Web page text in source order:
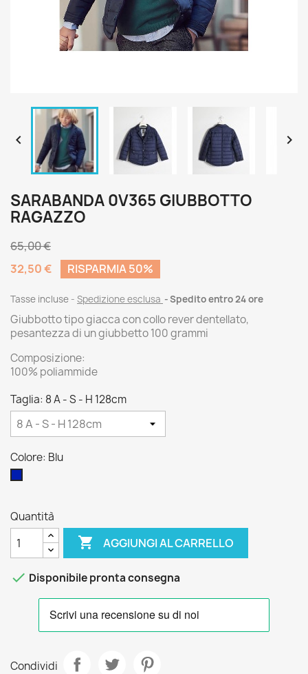
 
SARABANDA 0V365 GIUBBOTTO
RAGAZZO
65,00 €
32,50 €
RISPARMIA 50%
Tasse incluse Spedizione esclusa Spedito entro 24 ore
Giubbotto tipo giacca con collo rever dentellato,
pesantezza di un giubbetto 100 grammi
Composizione:
100% poliammide
Taglia: 8 A - S - H 128cm
Colore: Blu
Quantità
 AGGIUNGI AL CARRELLO
 Disponibile pronta consegna
Condividi